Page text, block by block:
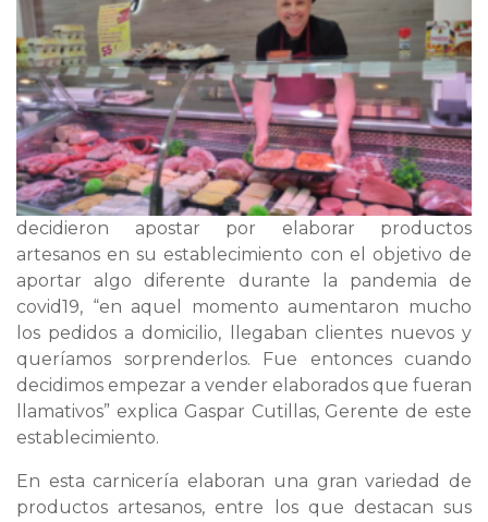
decidieron apostar por elaborar productos
artesanos en su establecimiento con el objetivo de
aportar algo diferente durante la pandemia de
covid19, “en aquel momento aumentaron mucho
los pedidos a domicilio, llegaban clientes nuevos y
queríamos sorprenderlos. Fue entonces cuando
decidimos empezar a vender elaborados que fueran
llamativos” explica Gaspar Cutillas, Gerente de este
establecimiento.
En esta carnicería elaboran una gran variedad de
productos artesanos, entre los que destacan sus